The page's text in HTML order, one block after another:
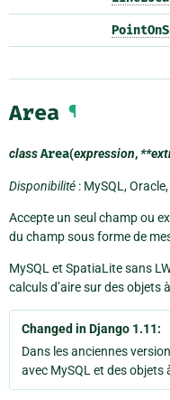
Area ¶
classArea(expression,
Disponibilité : MySQL, Oracle,
Accepte un seul champ ou
du champ sous forme de
MySQL et SpatiaLite sans
calculs d’aire sur des objets
Changed in Django 1.11:
Dans les anciennes
avec MySQL et des objets